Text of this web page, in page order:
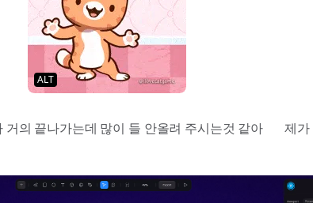
ALT
거의 끝나가는데 많이 들 안올려 주시는것 같아 😢 제